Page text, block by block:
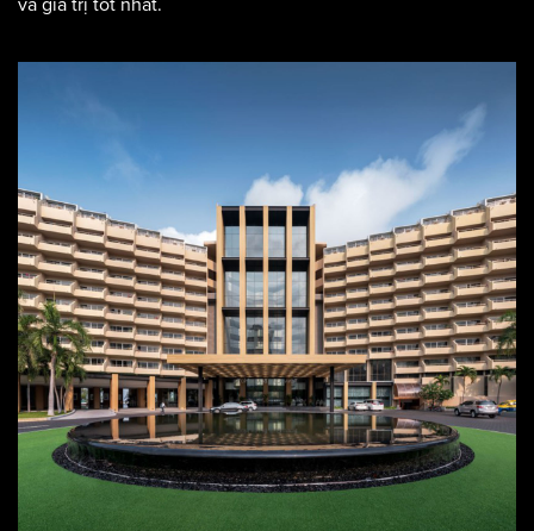
tinh tế mà còn cần phải đáp ứng được nhu cầu và yêu cầu
sáng tạo và đổi mới để mang lại những giải pháp tối ưu nhất
mang đến cho khách hàng những sản phẩm có chất lượng
và giá trị tốt nhất.